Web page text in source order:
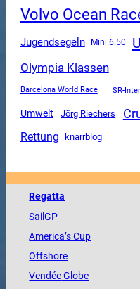
Volvo Ocean
Jugendsegeln Mini 6.50
Olympia Klassen
Barcelona World Race SR-
Umwelt Jörg Riechers
Rettung
knarrblog
Regatta
SailGP
America’s Cup
Offshore
VendéeGlobe